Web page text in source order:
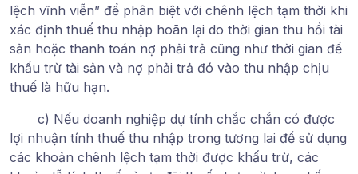
lệch vĩnh viễn” để phân biệt với chênh lệch tạm thời khi
xác định thuế thu nhập hoãn lại do thời gian thu hồi tài
sản hoặc thanh toán nợ phải trả cũng như thời gian để
khấu trừ tài sản và nợ phải trả đó vào thu nhập chịu
thuế là hữu hạn.
c) Nếu doanh nghiệp dự tính chắc chắn có được
lợi nhuận tính thuế thu nhập trong tương lai để sử dụng
các khoản chênh lệch tạm thời được khấu trừ, các